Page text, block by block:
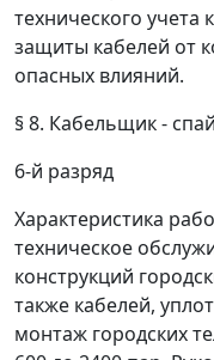
технического учета
защиты кабелей от
опасных влияний.
§ 8. Кабельщик -
6-й разряд
Характеристика
техническое
конструкций
также кабелей,
монтаж городских